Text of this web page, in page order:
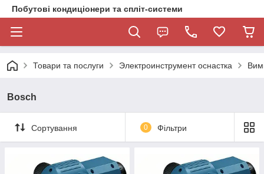
Побутові кондиціонери та спліт-системи
Товари та послуги Электроинструмент оснастка
Bosch
Сортування 0 Фільтри